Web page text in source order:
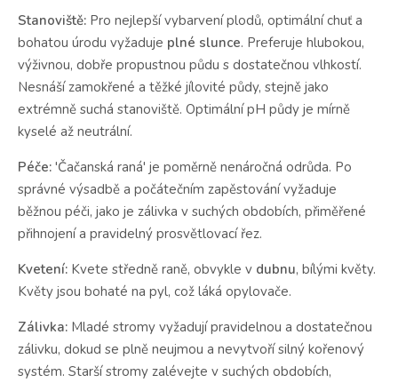
Stanoviště: Pro nejlepší vybarvení plodů, optimální chuť a
bohatou úrodu vyžaduje plné slunce. Preferuje hlubokou,
výživnou, dobře propustnou půdu s dostatečnou vlhkostí.
Nesnáší zamokřené a těžké jílovité půdy, stejně jako
extrémně suchá stanoviště. Optimální pH půdy je mírně
kyselé až neutrální.
Péče: 'Čačanská raná' je poměrně nenáročná odrůda. Po
správné výsadbě a počátečním zapěstování vyžaduje
běžnou péči, jako je zálivka v suchých obdobích, přiměřené
přihnojení a pravidelný prosvětlovací řez.
Kvetení: Kvete středně raně, obvykle v dubnu, bílými květy.
Květy jsou bohaté na pyl, což láká opylovače.
Zálivka: Mladé stromy vyžadují pravidelnou a dostatečnou
zálivku, dokud se plně neujmou a nevytvoří silný kořenový
systém. Starší stromy zalévejte v suchých obdobích,